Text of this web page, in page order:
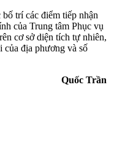
trí các điểm tiếp nhận
của Trung tâm Phục vụ
cơ sở diện tích tự nhiên,
của địa phương và số
Quốc Trần